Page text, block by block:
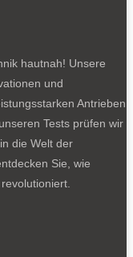
hautnah! Unsere
und
Antrieben
Tests prüfen wir
die Welt der
Sie, wie